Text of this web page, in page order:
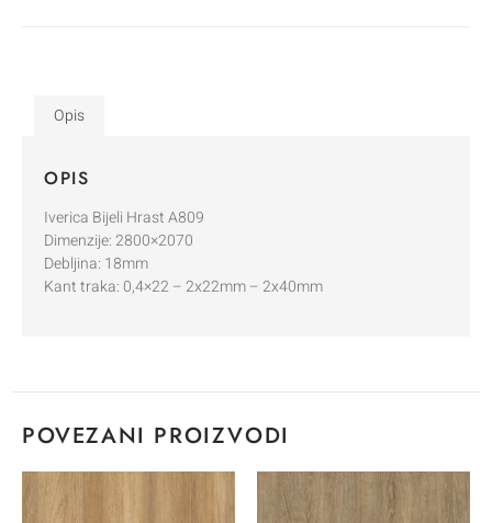
Opis
OPIS
Iverica Bijeli Hrast A809
Dimenzije: 2800×2070
Debljina: 18mm
Kant traka: 0,4×22 – 2x22mm – 2x40mm
POVEZANI PROIZVODI